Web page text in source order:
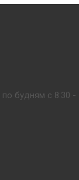
по будням с 8:30 -